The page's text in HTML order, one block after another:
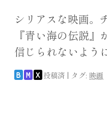
シリアスな映画。
『青い海の伝説』
信じられないよう
B M X 投稿済 | タグ: 映画